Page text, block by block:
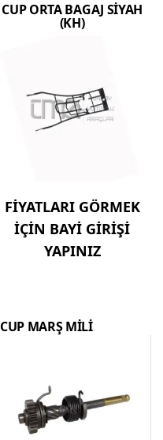
CUP ORTA BAGAJ SİYAH
(KH)
FİYATLARI GÖRMEK
İÇİN BAYİ GİRİŞİ
YAPINIZ
CUP MARŞ MİLİ